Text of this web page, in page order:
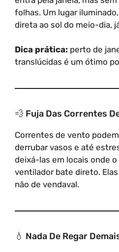
folhas. Um lugar
direta ao sol do meio-dia,
Dica prática: perto de
translúcidas é um ótimo
💨 Fuja Das Correntes
Correntes de vento
derrubar vasos e até
deixá-las em locais onde
ventilador bate direto.
não de vendaval.
💧 Nada De Regar